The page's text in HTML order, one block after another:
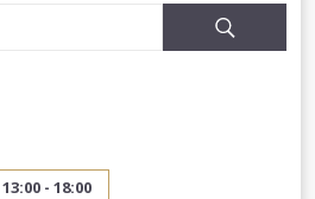
13:00 - 18:00